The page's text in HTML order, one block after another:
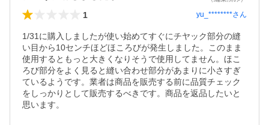
1 yu_********さん
1/31に購入しましたが使い始めてすぐにチヤック部分の縫
い目から10センチほどほころびが発生しました。このまま
使用するともっと大きくなりそうで使用してません。ほこ
ろび部分をよく見ると縫い合わせ部分があまりに小さすぎ
ているようです。業者は商品を販売する前に品質チェック
をしっかりとして販売するべきです。商品を返品したいと
思います。